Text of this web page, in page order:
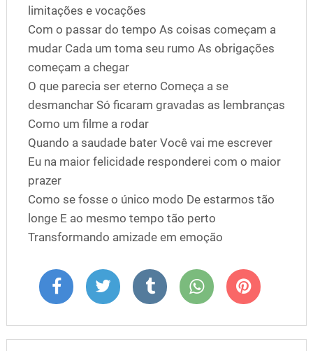
limitações e vocações
Com o passar do tempo As coisas começam a
mudar Cada um toma seu rumo As obrigações
começam a chegar
O que parecia ser eterno Começa a se
desmanchar Só ficaram gravadas as lembranças
Como um filme a rodar
Quando a saudade bater Você vai me escrever
Eu na maior felicidade responderei com o maior
prazer
Como se fosse o único modo De estarmos tão
longe E ao mesmo tempo tão perto
Transformando amizade em emoção